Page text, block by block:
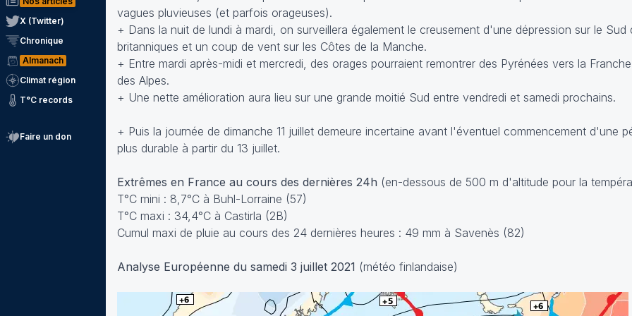
X (Twitter)
Chronique
Almanach
Climat région
T°C records
Faire un don
vagues pluvieuses (et parfois orageuses).
+ Dans la nuit de lundi à mardi, on surveillera également le creusement d'une dépression sur le Sud
britanniques et un coup de vent sur les Côtes de la Manche.
+ Entre mardi après-midi et mercredi, des orages pourraient remontrer des Pyrénées vers la
des Alpes.
+ Une nette amélioration aura lieu sur une grande moitié Sud entre vendredi et samedi prochains.
+ Puis la journée de dimanche 11 juillet demeure incertaine avant l'éventuel commencement d'une
plus durable à partir du 13 juillet.
Extrêmes en France au cours des dernières 24h (en-dessous de 500 m d'altitude pour la
T°C mini : 8,7°C à Buhl-Lorraine (57)
T°C maxi : 34,4°C à Castirla (2B)
Cumul maxi de pluie au cours des 24 dernières heures : 49 mm à Savenès (82)
Analyse Européenne du samedi 3 juillet 2021 (météo finlandaise)